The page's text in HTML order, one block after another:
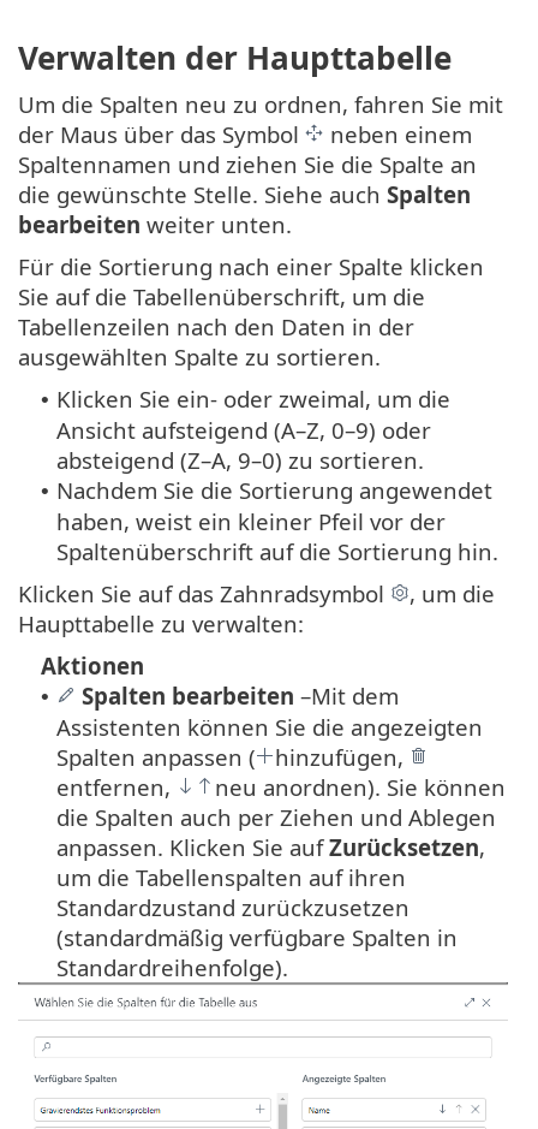
Verwalten der Haupttabelle
Um die Spalten neu zu ordnen, fahren Sie mit
der Maus über das Symbol
neben einem
Spaltennamen und ziehen Sie die Spalte an
die gewünschte Stelle. Siehe auch Spalten
bearbeiten weiter unten.
Für die Sortierung nach einer Spalte klicken
Sie auf die Tabellenüberschrift, um die
Tabellenzeilen nach den Daten in der
ausgewählten Spalte zu sortieren.
• Klicken Sie ein- oder zweimal, um die
Ansicht aufsteigend (A–Z, 0–9) oder
absteigend (Z–A, 9–0) zu sortieren.
• Nachdem Sie die Sortierung angewendet
haben, weist ein kleiner Pfeil vor der
Spaltenüberschrift auf die Sortierung hin.
Klicken Sie auf das Zahnradsymbol
, um die
Haupttabelle zu verwalten:
Aktionen
• Spalten bearbeiten –Mit dem
Assistenten können Sie die angezeigten
Spalten anpassen (
hinzufügen,
entfernen,
neu anordnen). Sie können
die Spalten auch per Ziehen und Ablegen
anpassen. Klicken Sie aufZurücksetzen,
um die Tabellenspalten auf ihren
Standardzustand zurückzusetzen
(standardmäßig verfügbare Spalten in
Standardreihenfolge).